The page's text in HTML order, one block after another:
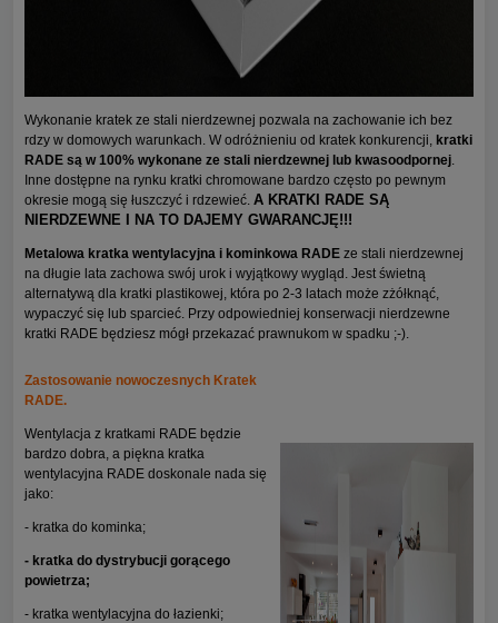
Wykonanie kratek ze stali nierdzewnej pozwala na zachowanie ich bez
rdzy w domowych warunkach. W odróżnieniu od kratek konkurencji, kratki
RADE są w 100% wykonane ze stali nierdzewnej lub kwasoodpornej
Inne dostępne na rynku kratki chromowane bardzo często po pewnym
okresie mogą się łuszczyć i rdzewieć. A KRATKI RADE SĄ
NIERDZEWNE I NA TO DAJEMY GWARANCJĘ!!!
Metalowa kratka wentylacyjna i kominkowa RADE ze stali nierdzewnej
na długie lata zachowa swój urok i wyjątkowy wygląd. Jest świetną
alternatywą dla kratki plastikowej, która po 2-3 latach może zżółknąć,
wypaczyć się lub sparcieć. Przy odpowiedniej konserwacji nierdzewne
kratki RADE będziesz mógł przekazać prawnukom w spadku ;-).
Zastosowanie nowoczesnych Kratek
RADE.
Wentylacja z kratkami RADE będzie
bardzo dobra, a piękna kratka
wentylacyjna RADE doskonale nada się
jako:
- kratka do kominka;
- kratka do dystrybucji gorącego
powietrza;
- kratka wentylacyjna do łazienki;